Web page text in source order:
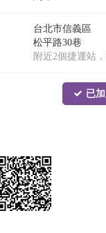
台北市信義區
松平路30巷
附近2個捷運站
已